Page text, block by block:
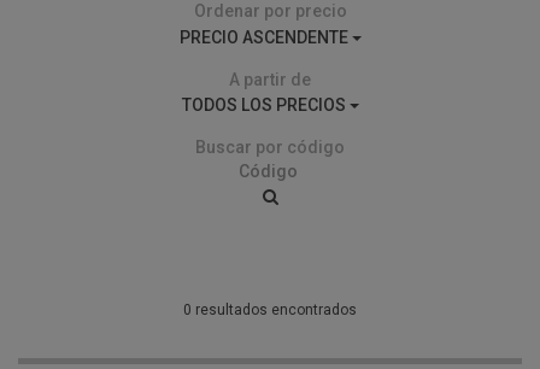
Ordenar por precio
PRECIO ASCENDENTE
A partir de
TODOS LOS PRECIOS
Buscar por código
0 resultados encontrados